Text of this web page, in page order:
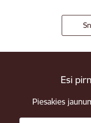
Esi
Piesakies